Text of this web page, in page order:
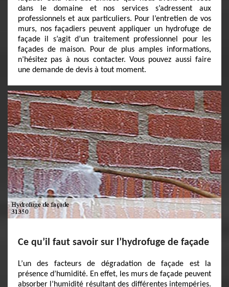
dans le domaine et nos services s’adressent aux
professionnels et aux particuliers. Pour l’entretien de vos
murs, nos façadiers peuvent appliquer un hydrofuge de
façade il s’agit d’un traitement professionnel pour les
façades de maison. Pour de plus amples informations,
n’hésitez pas à nous contacter. Vous pouvez aussi faire
une demande de devis à tout moment.
Ce qu’il faut savoir sur l’hydrofuge de façade
L’un des facteurs de dégradation de façade est la
présence d’humidité. En effet, les murs de façade peuvent
absorber l’humidité résultant des différentes intempéries.